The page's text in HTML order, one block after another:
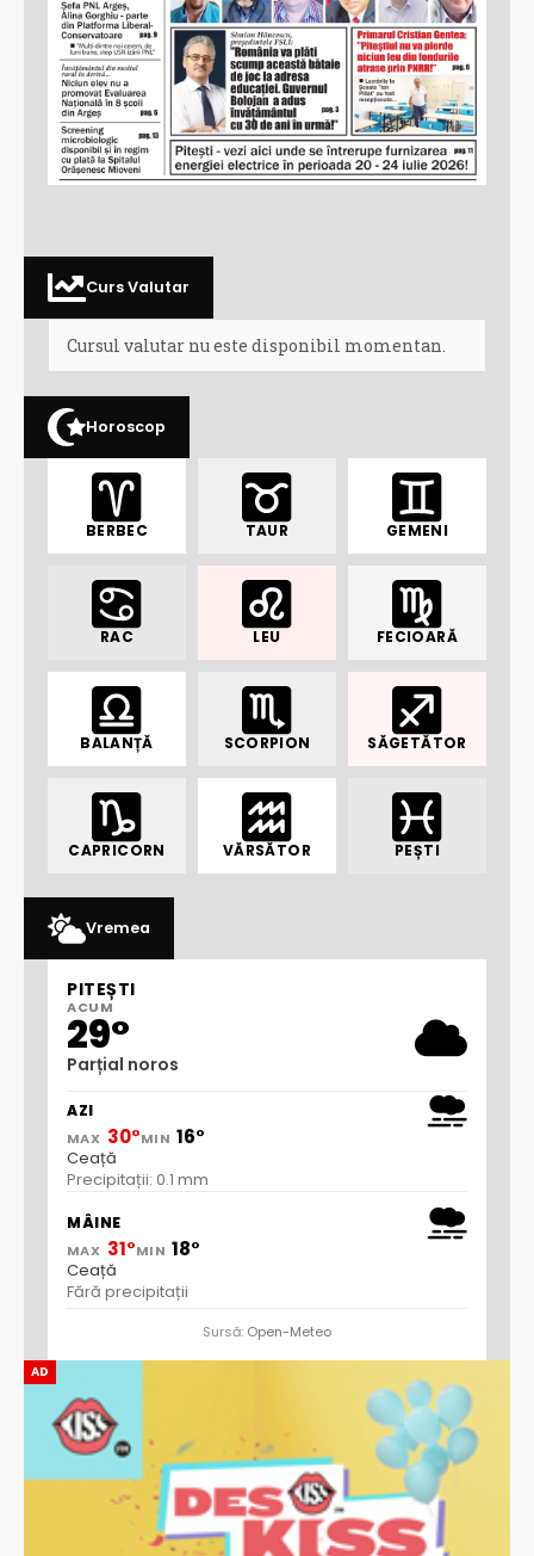
AD
Curs Valutar
Cursul valutar nu este disponibil momentan.
Horoscop
BERBEC TAUR GEMENI
RAC LEU FECIOARĂ
BALANȚĂ SCORPION SĂGETĂTOR
CAPRICORN VĂRSĂTOR PEȘTI
Vremea
PITEȘTI
ACUM
29°
Parțial noros
AZI
MAX 30°MIN 16°
Ceață
Precipitații: 0.1 mm
MÂINE
MAX 31°MIN 18°
Ceață
Fără precipitații
Sursă: Open-Meteo